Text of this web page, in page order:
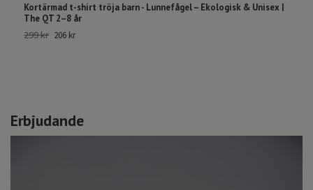
Erbjudande
Kortärmad t-shirt tröja barn - Lunnefågel – Ekologisk & Unisex |
The QT 2–8 år
299 kr 206 kr